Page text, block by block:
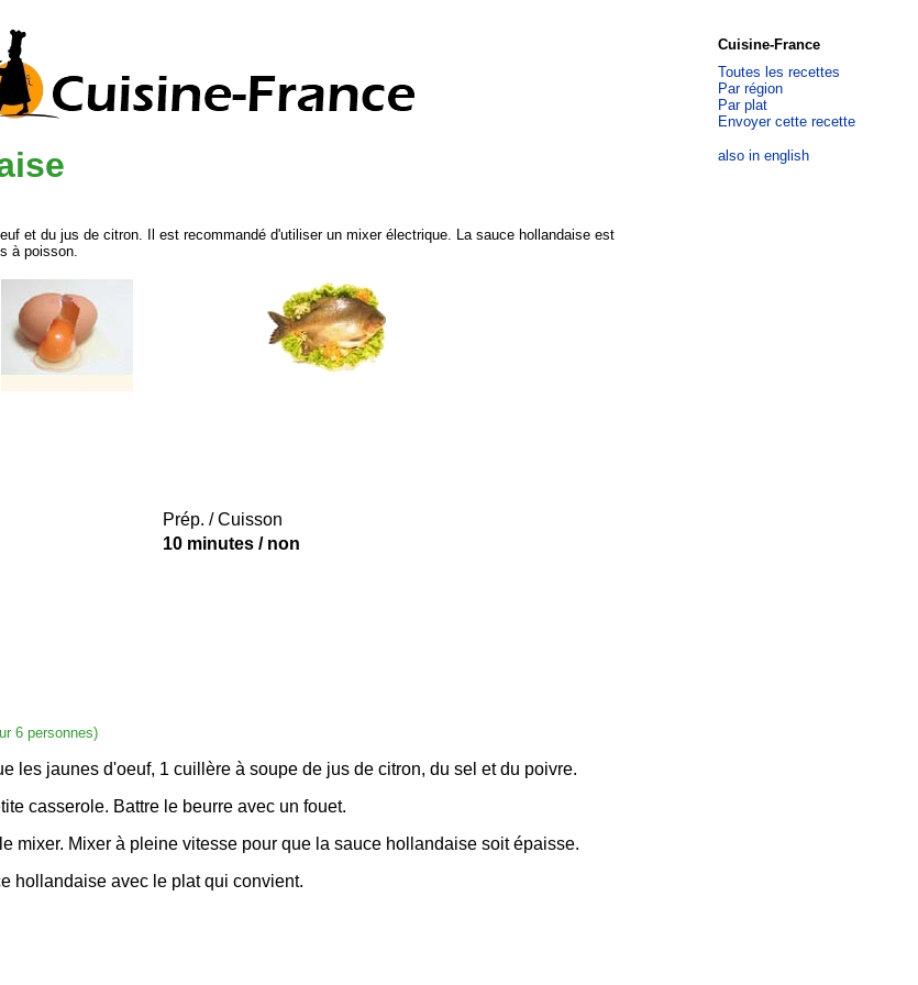
et du jus de citron. Il est recommandé d'utiliser un mixer électrique. La sauce hollandaise est
à poisson.
Prép. / Cuisson
10 minutes / non
6 personnes)
les jaunes d'oeuf, 1 cuillère à soupe de jus de citron, du sel et du poivre.
casserole. Battre le beurre avec un fouet.
mixer. Mixer à pleine vitesse pour que la sauce hollandaise soit épaisse.
hollandaise avec le plat qui convient.
Cuisine-France
Toutes les recettes
Par région
Par plat
Envoyer cette recette
also in english